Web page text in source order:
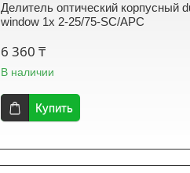
Делитель оптический корпусный
window 1х 2-25/75-SC/APC
6 360 ₸
В наличии
Купить